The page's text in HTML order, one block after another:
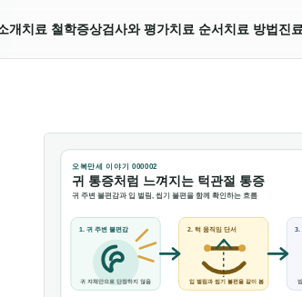
개치료 철학증상검사와 평가치료 순서치료 방법진